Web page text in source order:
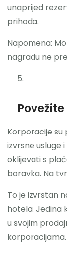
unaprijed
prihoda.
Napomena:
nagradu ne
Korporacije su
izvrsne usluge
oklijevati s
boravka. Na
To je izvrstan
hotela. Jedina
u svojim
korporacijama.